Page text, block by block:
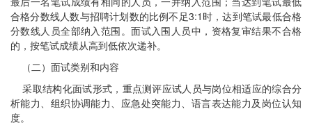
合格分数线人数与招聘计划数的比例不足3:1时，达到笔试最低合格
分数线人员全部纳入范围。面试入围人员中，资格复审结果不合格
的，按笔试成绩从高到低依次递补。
（二）面试类别和内容
采取结构化面试形式，重点测评应试人员与岗位相适应的综合分
析能力、组织协调能力、应急处突能力、语言表达能力及岗位认知
度。